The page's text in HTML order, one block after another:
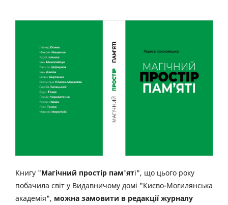
Книгу "Магічний простір пам'яті", що цього року
побачила світ у Видавничому домі "Києво-Могилянська
академія", можна замовити в редакції журналу